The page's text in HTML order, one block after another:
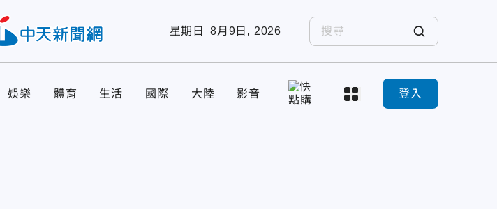
星期日 8月9日, 2026
娛樂 體育 生活 國際 大陸 影音 登入